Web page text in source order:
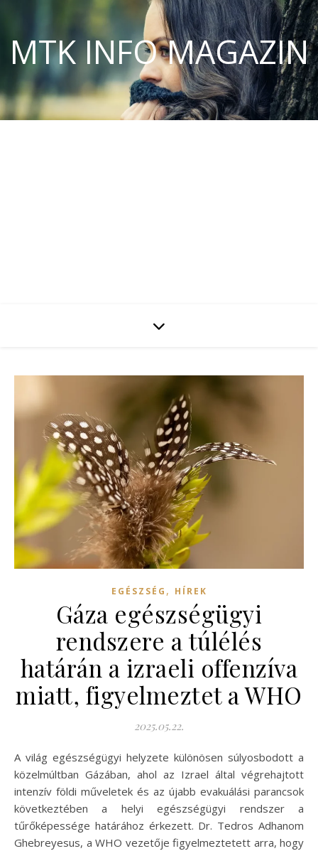
MTK INFO MAGAZIN
EGÉSZSÉG , HÍREK
Gáza egészségügyi
rendszere a túlélés
határán a izraeli offenzíva
miatt, figyelmeztet a WHO
2025.05.22.
A világ egészségügyi helyzete különösen súlyosbodott a
közelmúltban Gázában, ahol az Izrael által végrehajtott
intenzív földi műveletek és az újabb evakuálási parancsok
következtében a helyi egészségügyi rendszer a
tűrőképessége határához érkezett. Dr. Tedros Adhanom
Ghebreyesus, a WHO vezetője figyelmeztetett arra, hogy